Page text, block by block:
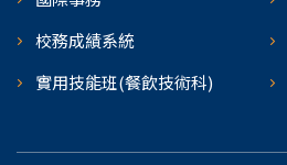
校務成績系統
實用技能班(餐飲技術科)